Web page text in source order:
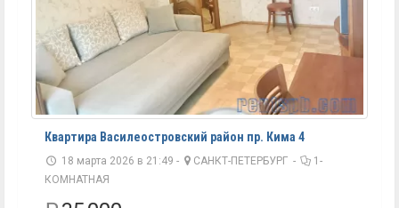
Квартира Василеостровский район пр. Кима 4
18 марта 2026 в 21:49 - САНКТ-ПЕТЕРБУРГ -
1-
КОМНАТНАЯ